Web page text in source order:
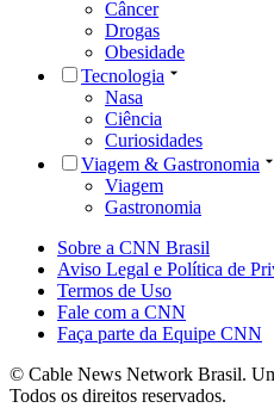
Câncer
Drogas
Obesidade
Tecnologia
Nasa
Ciência
Curiosidades
Viagem & Gastronomia
Viagem
Gastronomia
Sobre a CNN Brasil
Aviso Legal e Política de
Termos de Uso
Fale com a CNN
Faça parte da Equipe CNN
© Cable News Network Brasil.
Todos os direitos reservados.